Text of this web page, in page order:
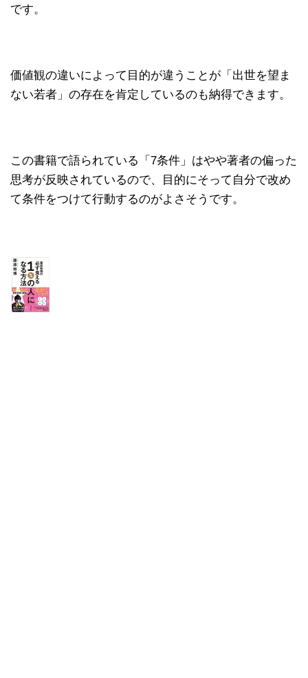
です。
価値観の違いによって目的が違うことが「出世を望ま
ない若者」の存在を肯定しているのも納得できます。
この書籍で語られている「7条件」はやや著者の偏った
思考が反映されているので、目的にそって自分で改め
て条件をつけて行動するのがよさそうです。